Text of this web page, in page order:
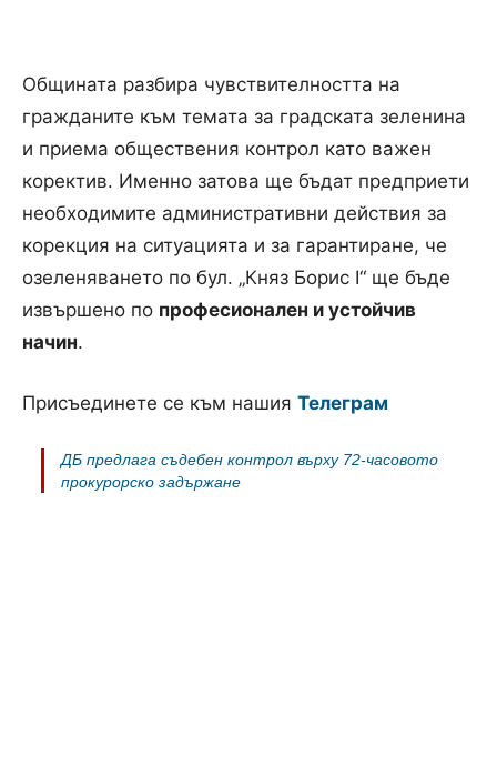
Общината разбира чувствителността на
гражданите към темата за градската зеленина
и приема обществения контрол като важен
коректив. Именно затова ще бъдат предприети
необходимите административни действия за
корекция на ситуацията и за гарантиране, че
озеленяването по бул. „Княз Борис I“ ще бъде
извършено по професионален и устойчив
начин.
Присъединете се към нашия Телеграм
ДБ предлага съдебен контрол върху 72-часовото
прокурорско задържане